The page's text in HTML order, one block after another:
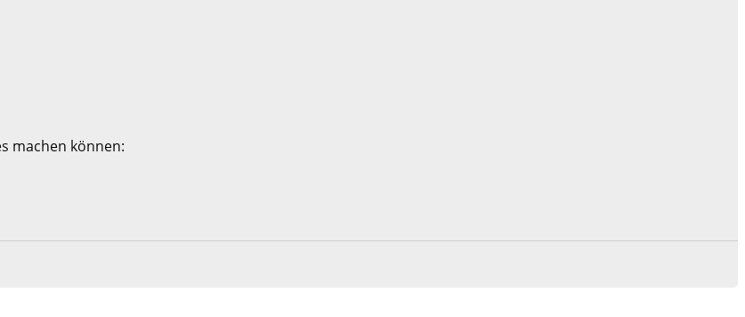
machen können: